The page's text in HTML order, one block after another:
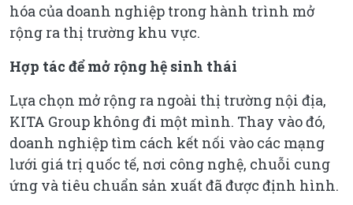
hóa của doanh nghiệp trong hành trình mở
rộng ra thị trường khu vực.
Hợp tác để mở rộng hệ sinh thái
Lựa chọn mở rộng ra ngoài thị trường nội địa,
KITA Group không đi một mình. Thay vào đó,
doanh nghiệp tìm cách kết nối vào các mạng
lưới giá trị quốc tế, nơi công nghệ, chuỗi cung
ứng và tiêu chuẩn sản xuất đã được định hình.